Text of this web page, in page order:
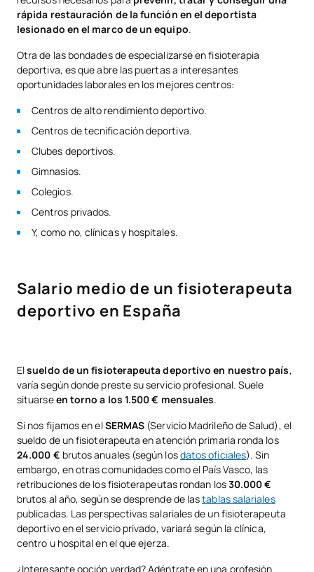
rápida restauración de la función en el deportista
lesionado en el marco de un equipo.
Otra de las bondades de especializarse en fisioterapia
deportiva, es que abre las puertas a interesantes
oportunidades laborales en los mejores centros:
Centros de alto rendimiento deportivo.
Centros de tecnificación deportiva.
Clubes deportivos.
Gimnasios.
Colegios.
Centros privados.
Y, como no, clínicas y hospitales.
Salario medio de un fisioterapeuta
deportivo en España
Elsueldo de un fisioterapeuta deportivo en nuestro país,
varía según donde preste su servicio profesional. Suele
situarseen torno a los 1.500 € mensuales.
Si nos fijamos en elSERMAS (Servicio Madrileño de Salud), el
sueldo de un fisioterapeuta en atención primaria ronda los
24.000 € brutos anuales (según losdatos oficiales). Sin
embargo, en otras comunidades como el País Vasco, las
retribuciones de los fisioterapeutas rondan los30.000 €
brutos al año, según se desprende de lastablas salariales
publicadas. Las perspectivas salariales de un fisioterapeuta
deportivo en el servicio privado, variará según la clínica,
centro u hospital en el que ejerza.
¿Interesante opción verdad? Adéntrate en una profesión